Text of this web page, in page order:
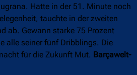
Hatte in der 51. Minute noch
tauchte in der zweiten
ab. Gewann starke 75 Prozent
alle seiner fünf Dribblings. Die
für die Zukunft Mut. Barçawelt-